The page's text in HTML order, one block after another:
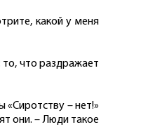
какой у меня
то, что раздражает
– нет!»
они. – Люди такое